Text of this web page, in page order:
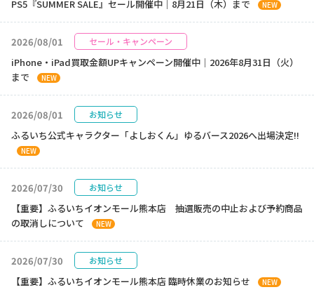
PS5『SUMMER SALE』セール開催中｜8月21日（木）まで NEW
2026/08/01 セール・キャンペーン
iPhone・iPad買取金額UPキャンペーン開催中｜2026年8月31日（火）
まで
NEW
2026/08/01 お知らせ
ふるいち公式キャラクター「よしおくん」ゆるバース2026へ出場決定!!
NEW
2026/07/30 お知らせ
【重要】ふるいちイオンモール熊本店 抽選販売の中止および予約商品
の取消しについて
NEW
2026/07/30 お知らせ
【重要】ふるいちイオンモール熊本店 臨時休業のお知らせ NEW